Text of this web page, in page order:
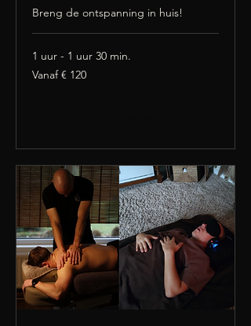
Breng de ontspanning in huis!
1 uur - 1 uur 30 min.
Vanaf
120
Vanaf € 120